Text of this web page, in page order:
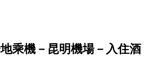
乘機－昆明機場－入住酒